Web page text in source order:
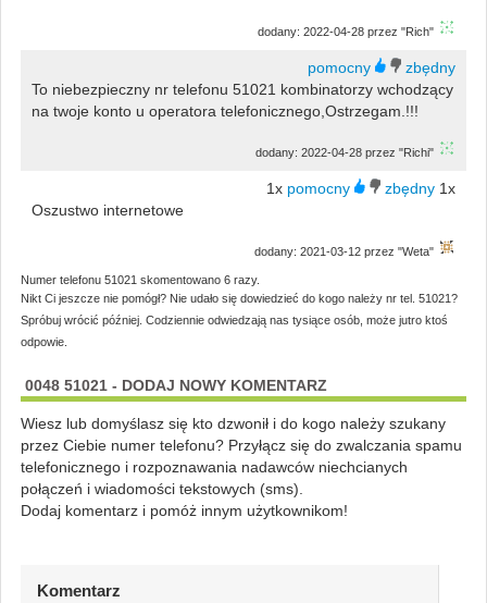
dodany: 2022-04-28 przez "Rich"
To niebezpieczny nr telefonu 51021 kombinatorzy wchodzący
na twoje konto u operatora telefonicznego,Ostrzegam.!!!
dodany: 2022-04-28 przez "Richi"
1x
1x
Oszustwo internetowe
dodany: 2021-03-12 przez "Weta"
Numer telefonu 51021 skomentowano 6 razy.
Nikt Ci jeszcze nie pomógł? Nie udało się dowiedzieć do kogo należy nr tel. 51021?
Spróbuj wrócić później. Codziennie odwiedzają nas tysiące osób, może jutro ktoś
odpowie.
0048 51021 - DODAJ NOWY KOMENTARZ
Wiesz lub domyślasz się kto dzwonił i do kogo należy szukany
przez Ciebie numer telefonu? Przyłącz się do zwalczania spamu
telefonicznego i rozpoznawania nadawców niechcianych
połączeń i wiadomości tekstowych (sms).
Dodaj komentarz i pomóż innym użytkownikom!
Komentarz